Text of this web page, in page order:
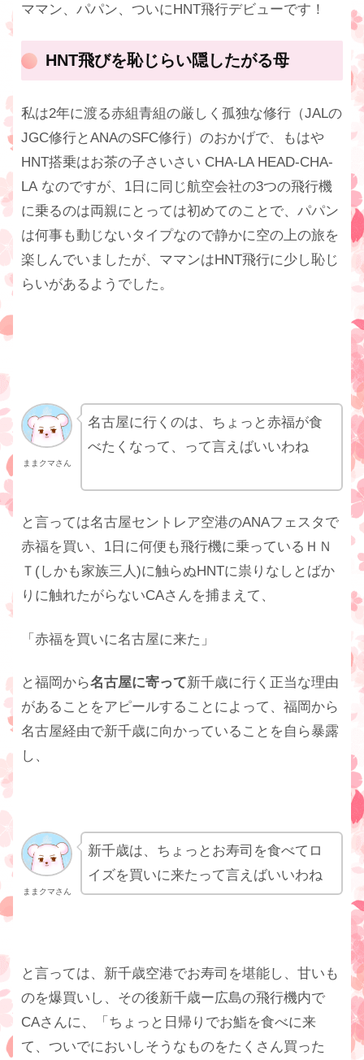
ママン、パパン、ついにHNT飛行デビューです！
HNT飛びを恥じらい隠したがる母
私は2年に渡る赤組青組の厳しく孤独な修行（JALの
JGC修行とANAのSFC修行）のおかげで、もはや
HNT搭乗はお茶の子さいさい CHA-LA HEAD-CHA-
LA なのですが、1日に同じ航空会社の3つの飛行機
に乗るのは両親にとっては初めてのことで、パパン
は何事も動じないタイプなので静かに空の上の旅を
楽しんでいましたが、ママンはHNT飛行に少し恥じ
らいがあるようでした。
ままクマさん
名古屋に行くのは、ちょっと赤福が食
べたくなって、って言えばいいわね
と言っては名古屋セントレア空港のANAフェスタで
赤福を買い、1日に何便も飛行機に乗っているＨＮ
Ｔ(しかも家族三人)に触らぬHNTに祟りなしとばか
りに触れたがらないCAさんを捕まえて、
「赤福を買いに名古屋に来た」
と福岡から名古屋に寄って新千歳に行く正当な理由
があることをアピールすることによって、福岡から
名古屋経由で新千歳に向かっていることを自ら暴露
し、
ままクマさん
新千歳は、ちょっとお寿司を食べてロ
イズを買いに来たって言えばいいわね
と言っては、新千歳空港でお寿司を堪能し、甘いも
のを爆買いし、その後新千歳ー広島の飛行機内で
CAさんに、「ちょっと日帰りでお鮨を食べに来
て、ついでにおいしそうなものをたくさん買った